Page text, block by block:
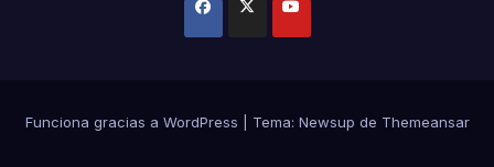
Funciona gracias a WordPress Tema: Newsup de Themeansar